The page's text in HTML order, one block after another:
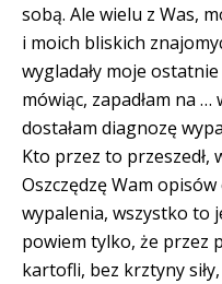
sobą. Ale wielu z Was,
i moich bliskich
wygladały moje
mówiąc, zapadłam na …
dostałam diagnozę
Kto przez to przeszedł,
Oszczędzę Wam
wypalenia, wszystko to
powiem tylko, że przez
kartofli, bez krztyny